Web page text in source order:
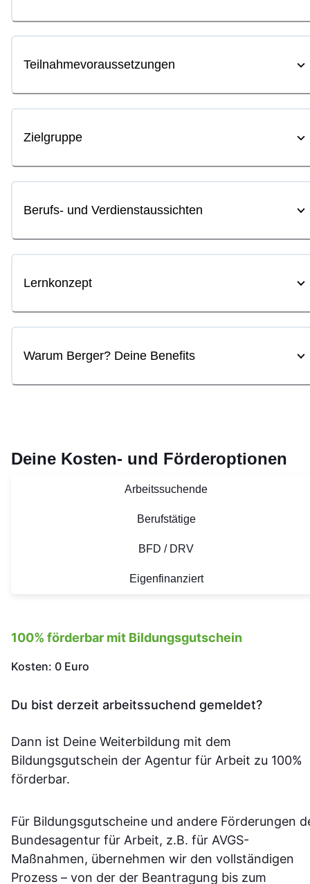
Teilnahmevoraussetzungen
Zielgruppe
Berufs- und Verdienstaussichten
Lernkonzept
Warum Berger? Deine Benefits
Deine Kosten- und Förderoptionen
Arbeitssuchende
Berufstätige
BFD / DRV
Eigenfinanziert
100% förderbar mit Bildungsgutschein
Kosten: 0 Euro
Du bist derzeit arbeitssuchend gemeldet?
Dann ist Deine Weiterbildung mit dem
Bildungsgutschein der Agentur für Arbeit zu 100%
förderbar.
Für Bildungsgutscheine und andere Förderungen
Bundesagentur für Arbeit, z.B. für AVGS-
Maßnahmen, übernehmen wir den vollständigen
Prozess – von der der Beantragung bis zum